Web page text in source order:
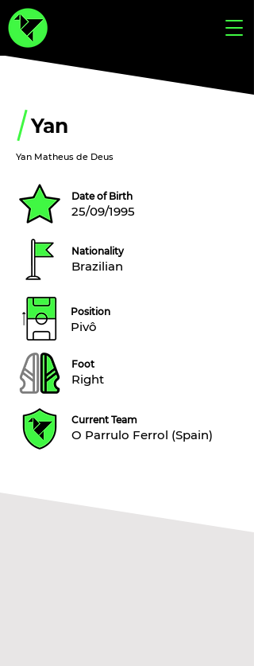
Yan
Yan Matheus de Deus
Date of Birth
25/09/1995
Nationality
Brazilian
Position
Pivô
Foot
Right
Current Team
O Parrulo Ferrol (Spain)